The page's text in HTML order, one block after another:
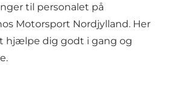
til personalet på
Motorsport Nordjylland. Her
hjælpe dig godt i gang og